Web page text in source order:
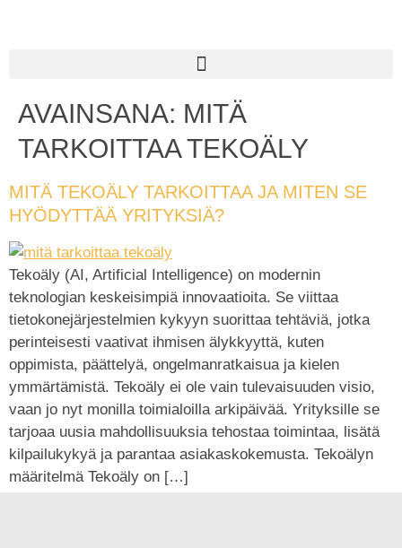
AVAINSANA: MITÄ
TARKOITTAA TEKOÄLY
MITÄ TEKOÄLY TARKOITTAA JA MITEN SE
HYÖDYTTÄÄ YRITYKSIÄ?
Tekoäly (AI, Artificial Intelligence) on modernin
teknologian keskeisimpiä innovaatioita. Se viittaa
tietokonejärjestelmien kykyyn suorittaa tehtäviä, jotka
perinteisesti vaativat ihmisen älykkyyttä, kuten
oppimista, päättelyä, ongelmanratkaisua ja kielen
ymmärtämistä. Tekoäly ei ole vain tulevaisuuden visio,
vaan jo nyt monilla toimialoilla arkipäivää. Yrityksille se
tarjoaa uusia mahdollisuuksia tehostaa toimintaa, lisätä
kilpailukykyä ja parantaa asiakaskokemusta. Tekoälyn
määritelmä Tekoäly on […]